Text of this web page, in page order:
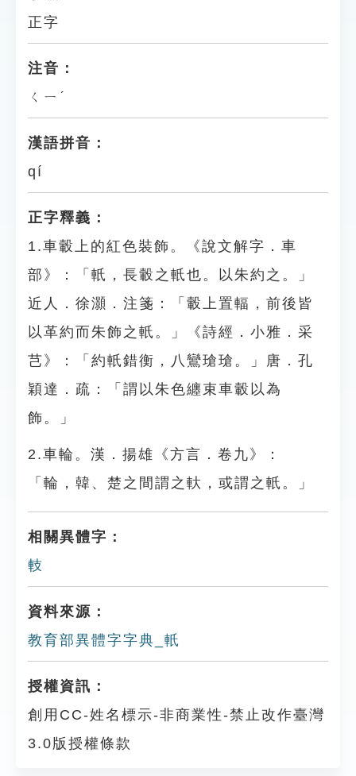
正字
注音：
ㄑㄧˊ
漢語拼音：
qí
正字釋義：
1.車轂上的紅色裝飾。《說文解字．車
部》：「軝，長轂之軝也。以朱約之。」
近人．徐灝．注箋：「轂上置輻，前後皆
以革約而朱飾之軝。」《詩經．小雅．采
芑》：「約軝錯衡，八鸞瑲瑲。」唐．孔
穎達．疏：「謂以朱色纏束車轂以為
飾。」
2.車輪。漢．揚雄《方言．卷九》：
「輪，韓、楚之間謂之軑，或謂之軝。」
相關異體字：
䡋
資料來源：
教育部異體字字典_軝
授權資訊：
創用CC-姓名標示-非商業性-禁止改作臺灣
3.0版授權條款